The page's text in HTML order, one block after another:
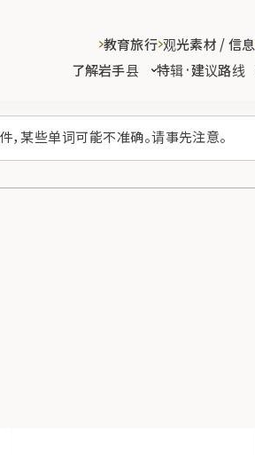
某些单词可能不准确。请事先注意。
了解岩手县 特辑·建议路线
教育旅行 观光素材 / 信息